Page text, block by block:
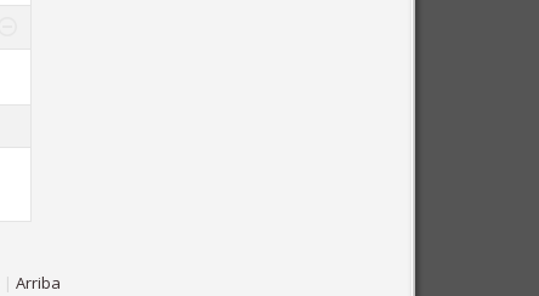
| Arriba